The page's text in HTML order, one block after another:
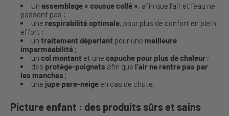
Un assemblage « cousue collé », afin que l’air et l’eau ne
passent pas ;
une respirabilité optimale, pour plus de confort en plein
effort ;
un traitement déperlant pour une meilleure
imperméabilité ;
un col montant et une capuche pour plus de chaleur ;
des protège-poignets afin que l’air ne rentre pas par
les manches ;
une jupe pare-neige en cas de chute.
Picture enfant : des produits sûrs et sains